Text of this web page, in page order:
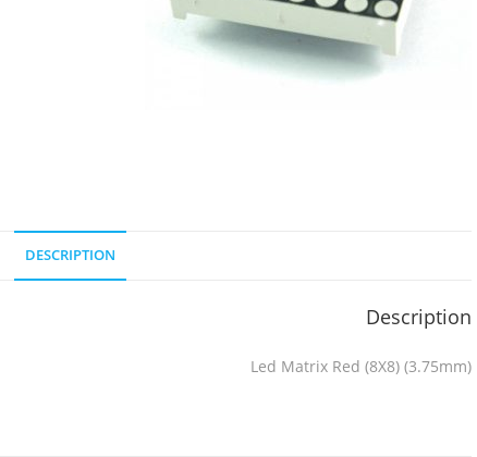
DESCRIPTION
Description
Led Matrix Red (8X8) (3.75mm)